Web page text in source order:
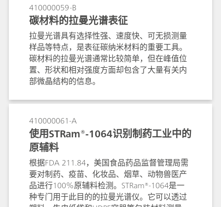
410000059-B
碳材料的拉曼光谱表征
拉曼光谱具有选择性强、速度快、可无损测量
样品等特点，是表征碳纳米材料的重要工具。
碳材料的拉曼光谱通常比较简单，但在峰值位
置、形状和相对强度方面却包含了大量有关内
部微晶结构的信息。
410000061-A
使用STRam®-1064识别制药工业中的
原辅料
根据FDA 211.84，美国食品药品监督管理局需
要对制药、疫苗、化妆品、烟草、动物兽医产
品进行100%原辅料检测。STRam®-1064是一
种专门用于此目的的拉曼光谱仪。它可以透过